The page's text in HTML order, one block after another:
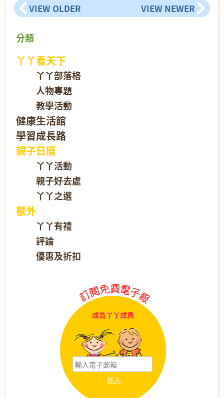
VIEW OLDER VIEW NEWER
分類
丫丫看天下
丫丫部落格
人物專題
教學活動
健康生活館
學習成長路
親子日曆
丫丫活動
親子好去處
丫丫之選
额外
丫丫有禮
評論
優惠及折扣
成為丫丫成員